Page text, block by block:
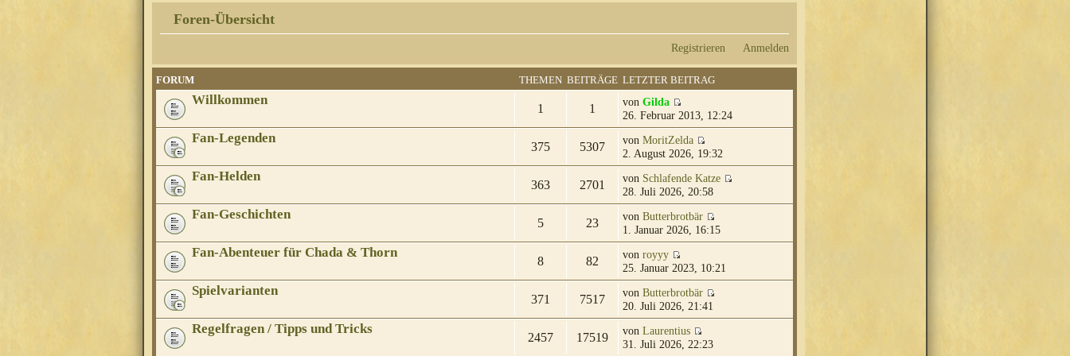
Foren-Übersicht
Registrieren Anmelden
FORUM THEMEN BEITRÄGE LETZTER BEITRAG
Willkommen
1 1 von Gilda
26. Februar 2013, 12:24
Fan-Legenden
375 5307 von MoritZelda
2. August 2026, 19:32
Fan-Helden
363 2701 von Schlafende Katze
28. Juli 2026, 20:58
Fan-Geschichten
5 23 von Butterbrotbär
1. Januar 2026, 16:15
Fan-Abenteuer für Chada & Thorn
8 82 von royyy
25. Januar 2023, 10:21
Spielvarianten
371 7517 von Butterbrotbär
20. Juli 2026, 21:41
Regelfragen / Tipps und Tricks
2457 17519 von Laurentius
31. Juli 2026, 22:23